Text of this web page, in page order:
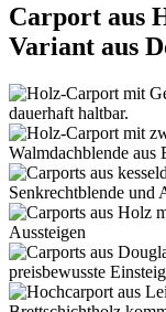
Carport aus
Variant aus